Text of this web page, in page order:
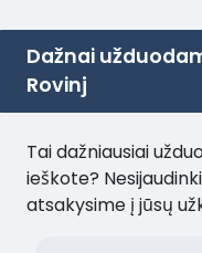
Dažnai
Rovinj
Tai dažniausiai
ieškote?
atsakysime į jūsų